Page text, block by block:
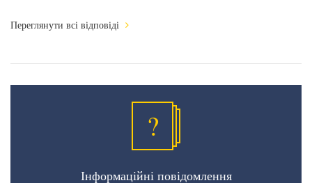
Переглянути всі відповіді
?
Інформаційні повідомлення